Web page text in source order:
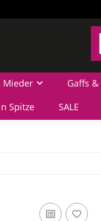
Mieder Gaffs
Spitze
SALE